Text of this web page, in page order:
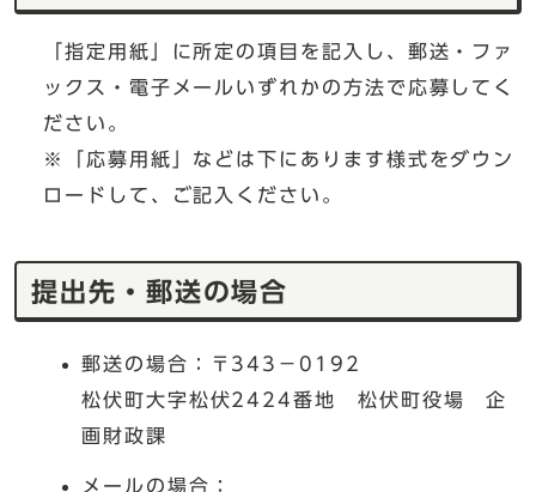
「指定用紙」に所定の項目を記入し、郵送・ファ
ックス・電子メールいずれかの方法で応募してく
ださい。
※「応募用紙」などは下にあります様式をダウン
ロードして、ご記入ください。
提出先・郵送の場合
郵送の場合：〒343－0192
松伏町大字松伏2424番地 松伏町役場 企
画財政課
メールの場合：